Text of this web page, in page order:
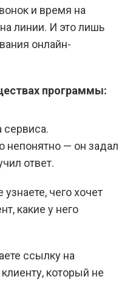
и время на
линии. И это лишь
онлайн-
программы:
сервиса.
непонятно — он задал
ответ.
чего хочет
какие у него
ссылку на
который не